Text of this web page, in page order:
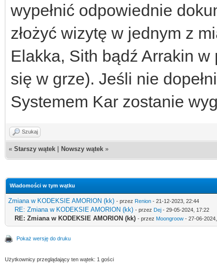
wypełnić odpowiednie
złożyć wizytę w jednym z
Elakka, Sith bądź Arrakin
się w grze). Jeśli nie
Systemem Kar zostanie
Szukaj
« Starszy wątek Nowszy wątek »
Wiadomości w tym wątku
Zmiana w KODEKSIE AMORION (kk) - przez Renion - 21-12-2023, 22:44
RE: Zmiana w KODEKSIE AMORION (kk) - przez Dej - 29-05-2024, 17:22
RE: Zmiana w KODEKSIE AMORION (kk) - przez Moongroow - 27-06-
Pokaż wersję do druku
Użytkownicy przeglądający ten wątek: 1 gości